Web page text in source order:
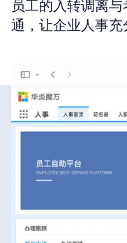
员工的入转调离
通，让企业人事充